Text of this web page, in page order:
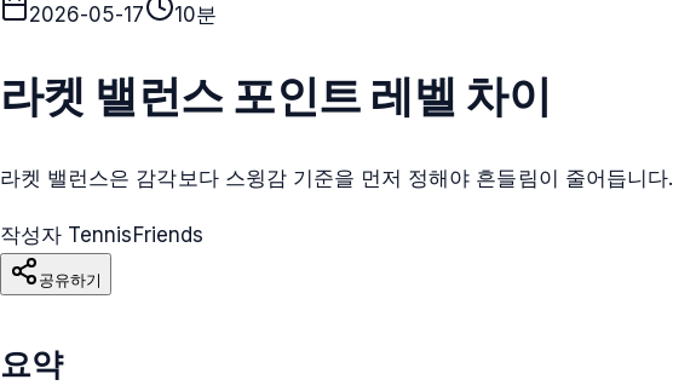
2026-05-17
10분
라켓 밸런스 포인트 레벨 차이
라켓 밸런스은 감각보다 스윙감 기준을 먼저 정해야 흔들림이 줄어듭니다.
작성자 TennisFriends
공유하기
요약